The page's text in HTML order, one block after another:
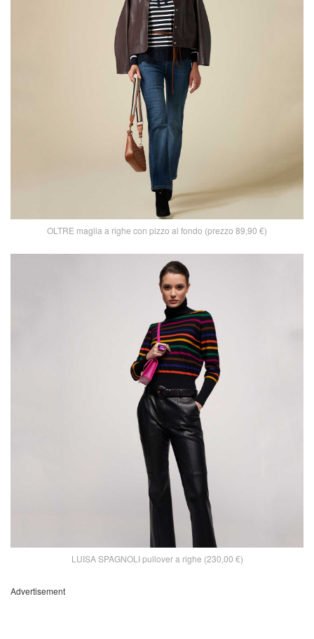
OLTRE maglia a righe con pizzo al fondo (prezzo 89,90 €)
LUISA SPAGNOLI pullover a righe (230,00 €)
Advertisement